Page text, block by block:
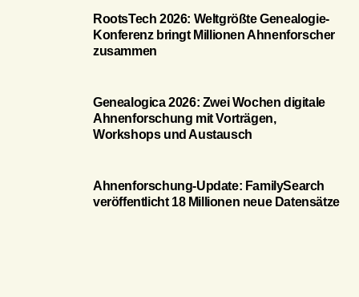
RootsTech 2026: Weltgrößte Genealogie-
Konferenz bringt Millionen Ahnenforscher
zusammen
Genealogica 2026: Zwei Wochen digitale
Ahnenforschung mit Vorträgen,
Workshops und Austausch
Ahnenforschung-Update: FamilySearch
veröffentlicht 18 Millionen neue Datensätze